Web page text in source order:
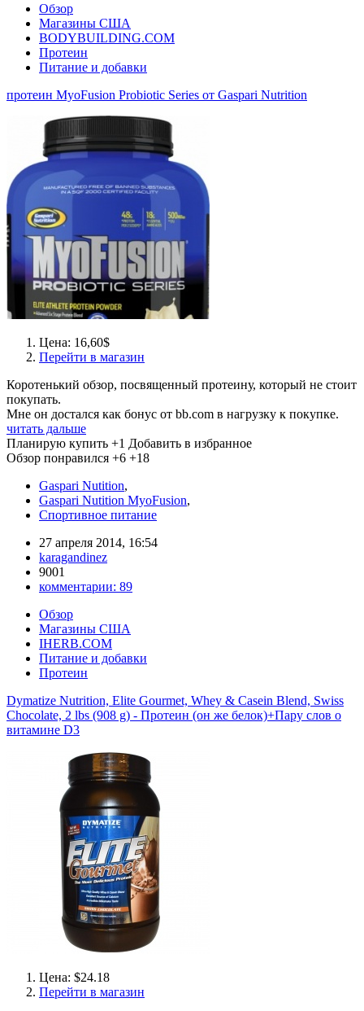
Обзор
Магазины США
BODYBUILDING.COM
Протеин
Питание и добавки
протеин MyoFusion Probiotic Series от Gaspari Nutrition
Цена: 16,60$
Перейти в магазин
Коротенький обзор, посвященный протеину, который не стоит
покупать.
Мне он достался как бонус от bb.com в нагрузку к покупке.
читать дальше
Планирую купить +1 Добавить в избранное
Обзор понравился +6 +18
Gaspari Nutition,
Gaspari Nutition MyoFusion,
Спортивное питание
27 апреля 2014, 16:54
karagandinez
9001
комментарии: 89
Обзор
Магазины США
IHERB.COM
Питание и добавки
Протеин
Dymatize Nutrition, Elite Gourmet, Whey & Casein Blend, Swiss
Chocolate, 2 lbs (908 g) - Протеин (он же белок)+Пару слов о
витамине D3
Цена: $24.18
Перейти в магазин